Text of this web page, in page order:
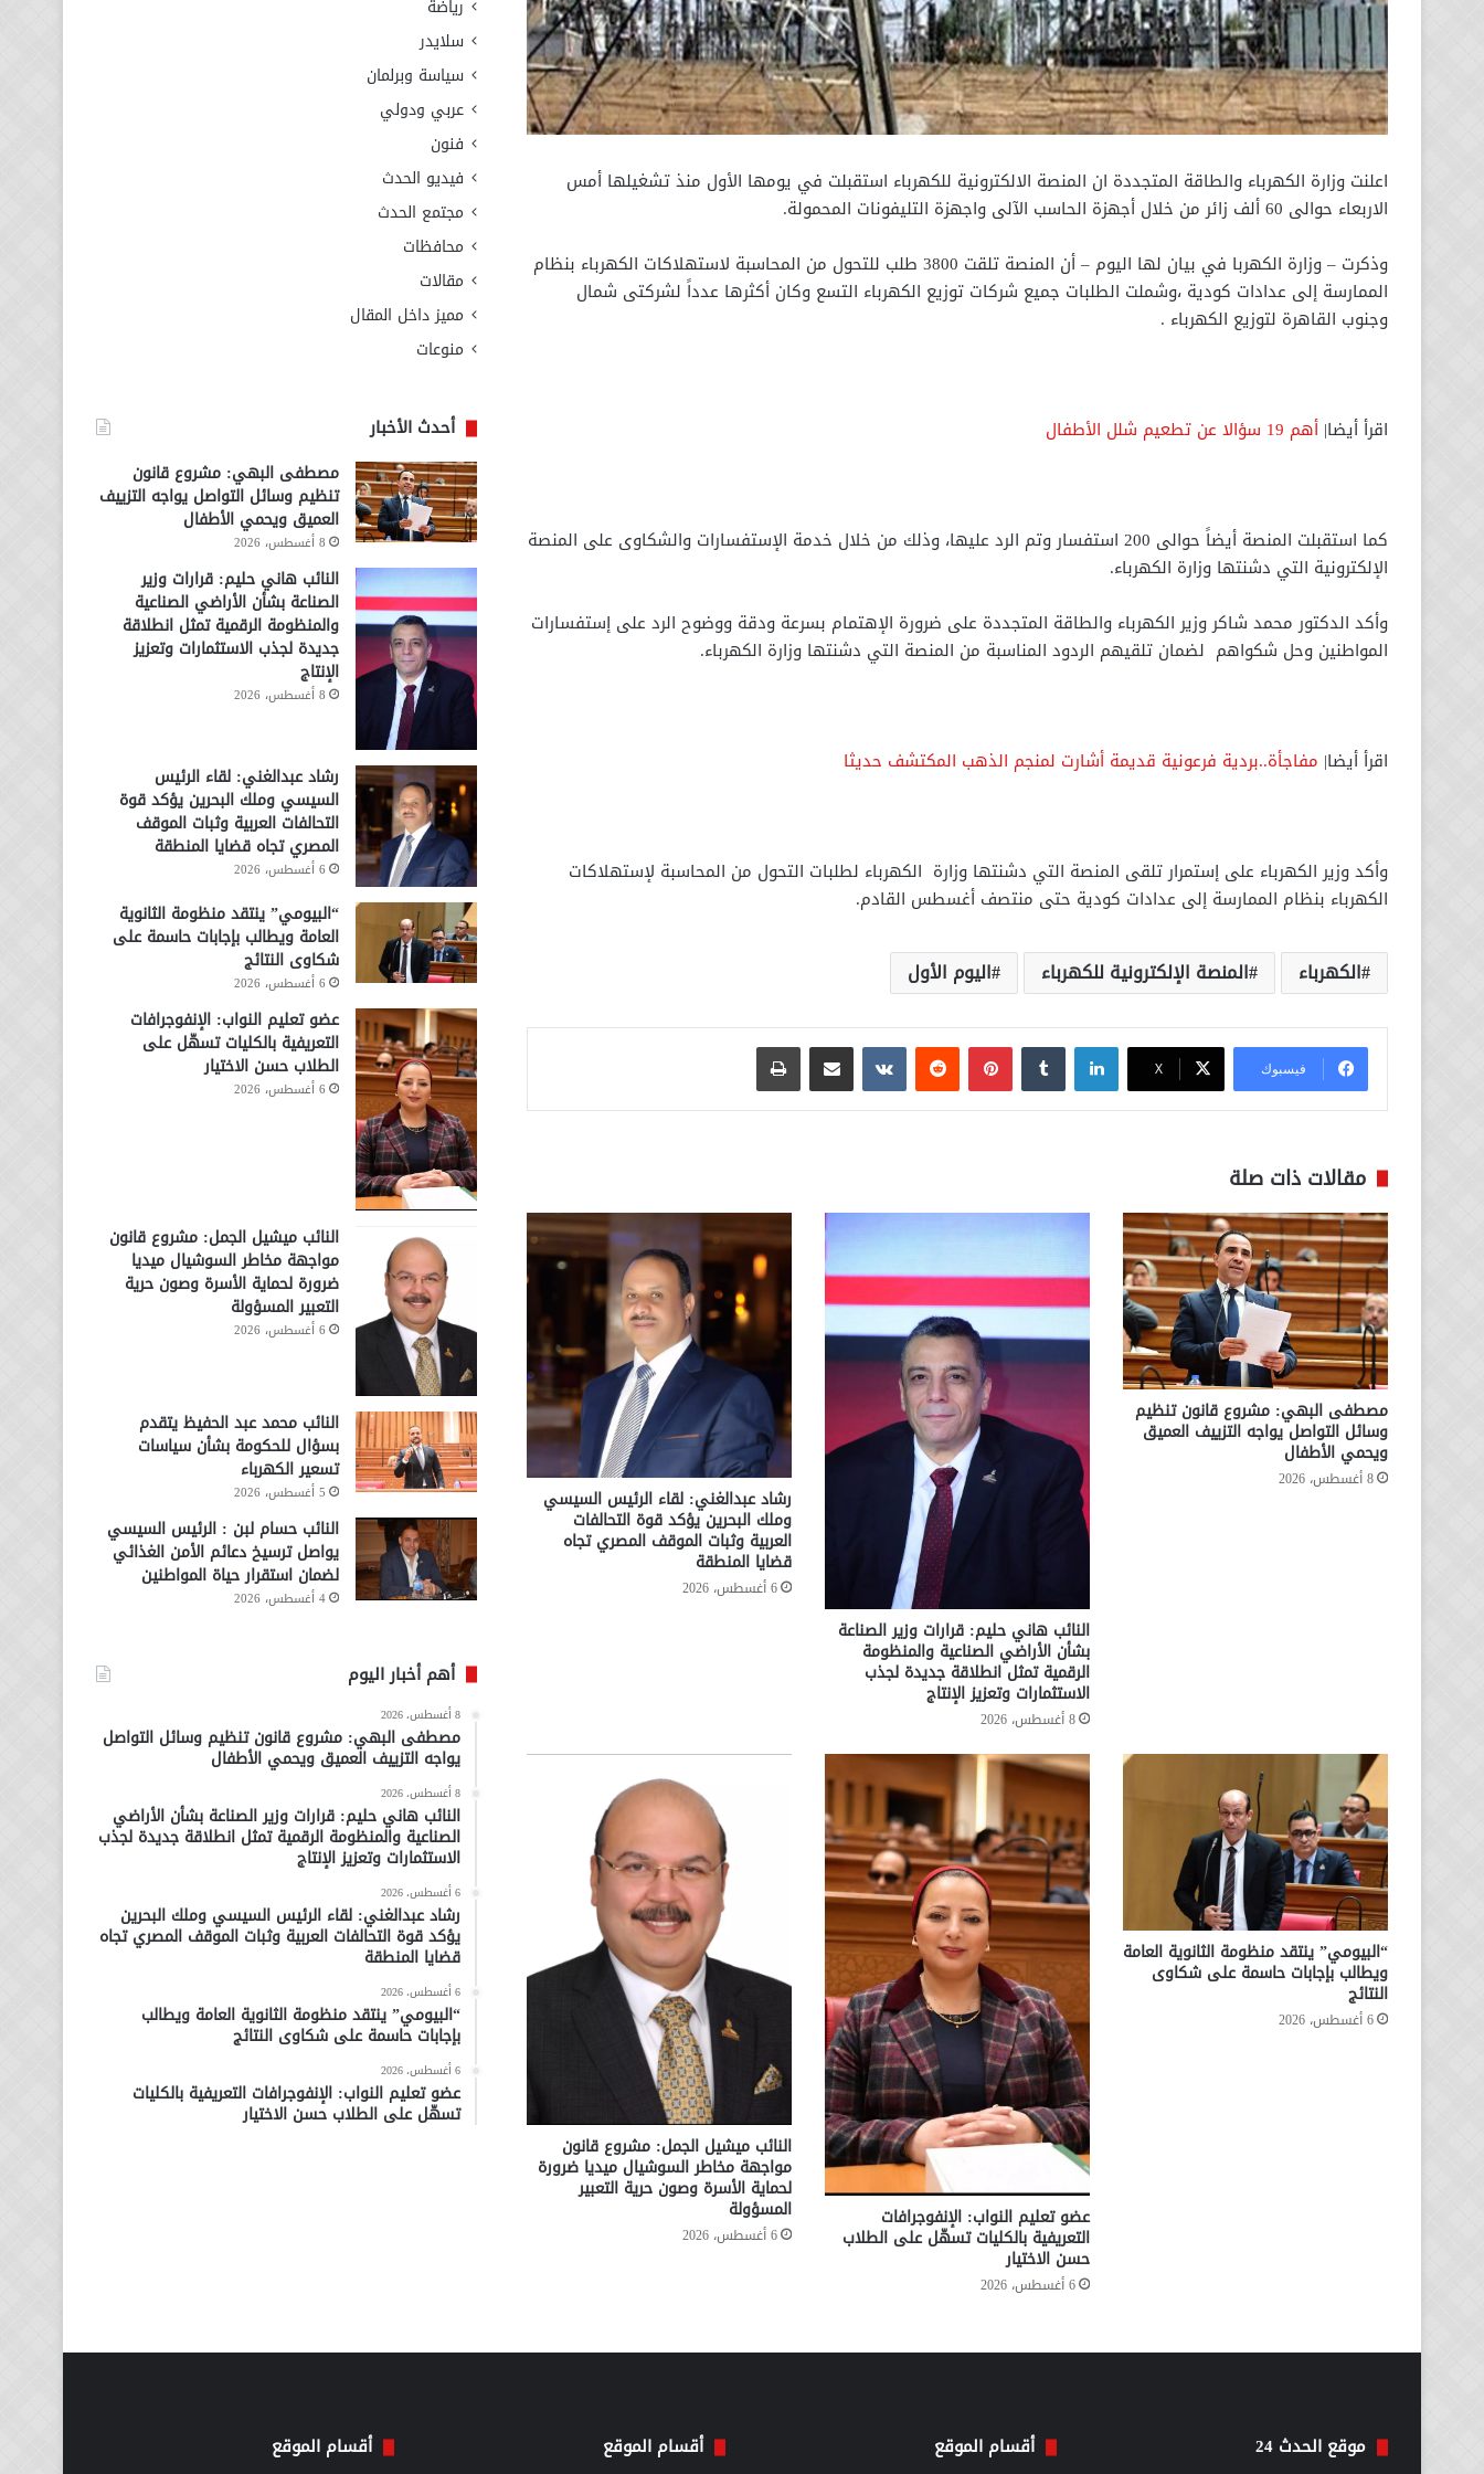
اعلنت وزارة الكهرباء والطاقة المتجددة ان المنصة الالكترونية للكهرباء استقبلت في يومها الأول منذ تشغيلها أمس
الاربعاء حوالى 60 ألف زائر من خلال أجهزة الحاسب الآلى واجهزة التليفونات المحمولة.
وذكرت – وزارة الكهربا في بيان لها اليوم – أن المنصة تلقت 3800 طلب للتحول من المحاسبة لاستهلاكات الكهرباء بنظام
الممارسة إلى عدادات كودية ،وشملت الطلبات جميع شركات توزيع الكهرباء التسع وكان أكثرها عدداً لشركتى شمال
وجنوب القاهرة لتوزيع الكهرباء .
اقرأ أيضا| أهم 19 سؤالا عن تطعيم شلل الأطفال
كما استقبلت المنصة أيضاً حوالى 200 استفسار وتم الرد عليها، وذلك من خلال خدمة الإستفسارات والشكاوى على المنصة
الإلكترونية التي دشنتها وزارة الكهرباء.
وأكد الدكتور محمد شاكر وزير الكهرباء والطاقة المتجددة على ضرورة الإهتمام بسرعة ودقة ووضوح الرد على إستفسارات
المواطنين وحل شكواهم لضمان تلقيهم الردود المناسبة من المنصة التي دشنتها وزارة الكهرباء.
اقرأ أيضا| مفاجأة..بردية فرعونية قديمة أشارت لمنجم الذهب المكتشف حديثا
وأكد وزير الكهرباء على إستمرار تلقى المنصة التي دشنتها وزارة الكهرباء لطلبات التحول من المحاسبة لإستهلاكات
الكهرباء بنظام الممارسة إلى عدادات كودية حتى منتصف أغسطس القادم.
الكهرباء المنصة الإلكترونية للكهرباء اليوم الأول
فيسبوك ‫X
لينكدإن بينتيريست مشاركة عبر البريد طباعة
مقالات ذات صلة
مصطفى البهي: مشروع قانون تنظيم
وسائل التواصل يواجه التزييف العميق
ويحمي الأطفال
8 أغسطس، 2026
النائب هاني حليم: قرارات وزير الصناعة
بشأن الأراضي الصناعية والمنظومة
الرقمية تمثل انطلاقة جديدة لجذب
الاستثمارات وتعزيز الإنتاج
8 أغسطس، 2026
رشاد عبدالغني: لقاء الرئيس السيسي
وملك البحرين يؤكد قوة التحالفات
العربية وثبات الموقف المصري تجاه
قضايا المنطقة
6 أغسطس، 2026
“البيومي” ينتقد منظومة الثانوية العامة
ويطالب بإجابات حاسمة على شكاوى
النتائج
6 أغسطس، 2026
عضو تعليم النواب: الإنفوجرافات
التعريفية بالكليات تسهّل على الطلاب
حسن الاختيار
6 أغسطس، 2026
النائب ميشيل الجمل: مشروع قانون
مواجهة مخاطر السوشيال ميديا ضرورة
لحماية الأسرة وصون حرية التعبير
المسؤولة
6 أغسطس، 2026
رياضة
سلايدر
سياسة وبرلمان
عربي ودولي
فنون
فيديو الحدث
مجتمع الحدث
محافظات
مقالات
مميز داخل المقال
منوعات
أحدث الأخبار
مصطفى البهي: مشروع قانون
تنظيم وسائل التواصل يواجه التزييف
العميق ويحمي الأطفال
8 أغسطس، 2026
النائب هاني حليم: قرارات وزير
الصناعة بشأن الأراضي الصناعية
والمنظومة الرقمية تمثل انطلاقة
جديدة لجذب الاستثمارات وتعزيز
الإنتاج
8 أغسطس، 2026
رشاد عبدالغني: لقاء الرئيس
السيسي وملك البحرين يؤكد قوة
التحالفات العربية وثبات الموقف
المصري تجاه قضايا المنطقة
6 أغسطس، 2026
“البيومي” ينتقد منظومة الثانوية
العامة ويطالب بإجابات حاسمة على
شكاوى النتائج
6 أغسطس، 2026
عضو تعليم النواب: الإنفوجرافات
التعريفية بالكليات تسهّل على
الطلاب حسن الاختيار
6 أغسطس، 2026
النائب ميشيل الجمل: مشروع قانون
مواجهة مخاطر السوشيال ميديا
ضرورة لحماية الأسرة وصون حرية
التعبير المسؤولة
6 أغسطس، 2026
النائب محمد عبد الحفيظ يتقدم
بسؤال للحكومة بشأن سياسات
تسعير الكهرباء
5 أغسطس، 2026
النائب حسام لبن : الرئيس السيسي
يواصل ترسيخ دعائم الأمن الغذائي
لضمان استقرار حياة المواطنين
4 أغسطس، 2026
أهم أخبار اليوم
8 أغسطس، 2026
مصطفى البهي: مشروع قانون تنظيم وسائل التواصل
يواجه التزييف العميق ويحمي الأطفال
8 أغسطس، 2026
النائب هاني حليم: قرارات وزير الصناعة بشأن الأراضي
الصناعية والمنظومة الرقمية تمثل انطلاقة جديدة لجذب
الاستثمارات وتعزيز الإنتاج
6 أغسطس، 2026
رشاد عبدالغني: لقاء الرئيس السيسي وملك البحرين
يؤكد قوة التحالفات العربية وثبات الموقف المصري تجاه
قضايا المنطقة
6 أغسطس، 2026
“البيومي” ينتقد منظومة الثانوية العامة ويطالب
بإجابات حاسمة على شكاوى النتائج
6 أغسطس، 2026
عضو تعليم النواب: الإنفوجرافات التعريفية بالكليات
تسهّل على الطلاب حسن الاختيار
موقع الحدث 24 أقسام الموقع أقسام الموقع أقسام الموقع